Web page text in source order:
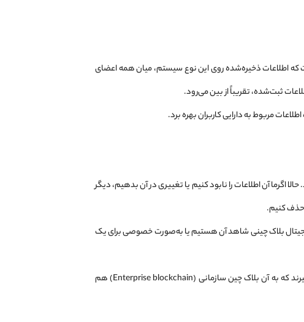
اطلاعات ذخیره‌شده روی این نوع سیستم، میان همه اعضای
ثبت‌شده، تقریباً از بین می‌رود.
مربوط به دارایی کاربران بهره برد.
حالا اگرما آن اطلاعات را نابود کنیم یا تغییری در آن بدهیم، دیگر
حذف کنیم.
بلاک چینی شاهد آن هستیم یا به‌صورت خصوصی برای یک
بلاک چین‌ها می‌توانند به صورت خصوصی و برای اهداف خاص در یک نهاد یا سازمان مورد استفاده قرار بگیرند که به آن بلاک چین سازمانی (Enterprise blockchain) هم